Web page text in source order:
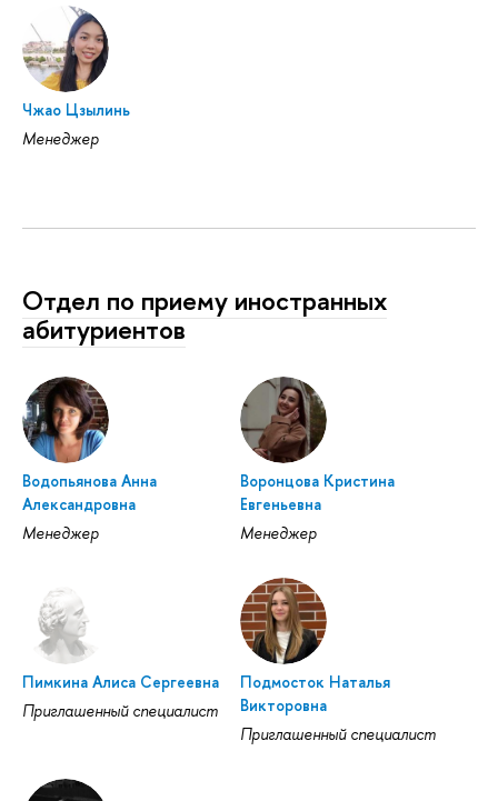
Чжао Цзылинь
Менеджер
Отдел по приему иностранных
абитуриентов
Водопьянова Анна
Александровна
Менеджер
Воронцова Кристина
Евгеньевна
Менеджер
Пимкина Алиса Сергеевна
Приглашенный специалист
Подмосток Наталья
Викторовна
Приглашенный специалист